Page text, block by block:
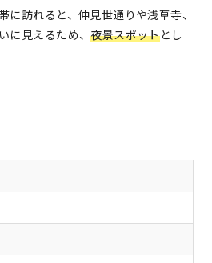
に訪れると、仲見世通りや浅草寺、
に見えるため、夜景スポットとし